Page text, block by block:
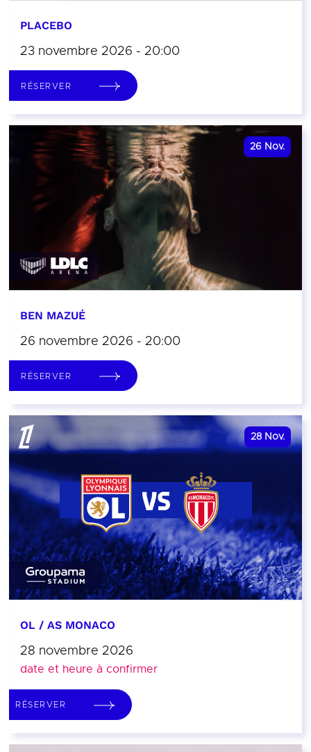
PLACEBO
23 novembre 2026 - 20:00
RÉSERVER
26 Nov.
BEN MAZUÉ
26 novembre 2026 - 20:00
RÉSERVER
28 Nov.
OL / AS MONACO
28 novembre 2026
date et heure à confirmer
RÉSERVER